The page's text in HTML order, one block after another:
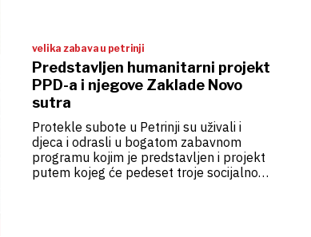
velika zabava u petrinji
Predstavljen humanitarni projekt
PPD-a i njegove Zaklade Novo
sutra
Protekle subote u Petrinji su uživali i
djeca i odrasli u bogatom zabavnom
programu kojim je predstavljen i projekt
putem kojeg će pedeset troje socijalno